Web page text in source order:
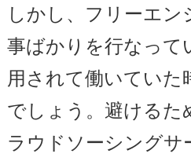
しかし、フリーエ
事ばかりを行なって
用されて働いてい
でしょう。避けるた
ラウドソーシング